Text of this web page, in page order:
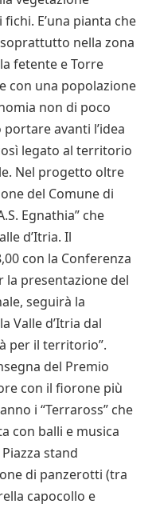
E’una pianta che
nella zona
fetente e Torre
con una popolazione
non di poco
avanti l’idea
legato al territorio
Nel progetto oltre
del Comune di
Egnathia” che
d’Itria. Il
con la Conferenza
la presentazione del
seguirà la
Valle d’Itria dal
per il territorio”.
del Premio
con il fiorone più
i “Terraross” che
con balli e musica
stand
di panzerotti (tra
capocollo e